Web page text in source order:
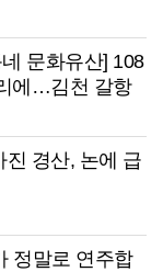
할 역사’
문화유산] 108
에…김천 갈항
진 경산, 논에 급
정말로 연주합